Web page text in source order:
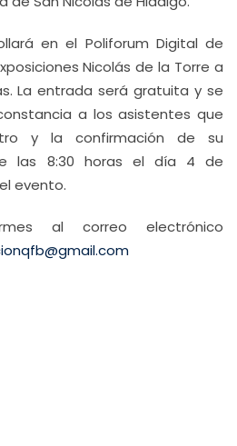
en el Poliforum Digital de
Nicolás de la Torre a
La entrada será gratuita y se
a los asistentes que
y la confirmación de su
las 8:30 horas el día 4 de
evento.
al correo electrónico